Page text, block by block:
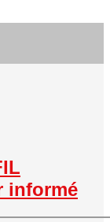
informé